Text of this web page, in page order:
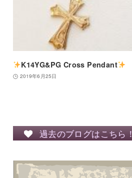
K14YG&PG Cross Pendant
2019年6月25日
過去のブログはこちら！